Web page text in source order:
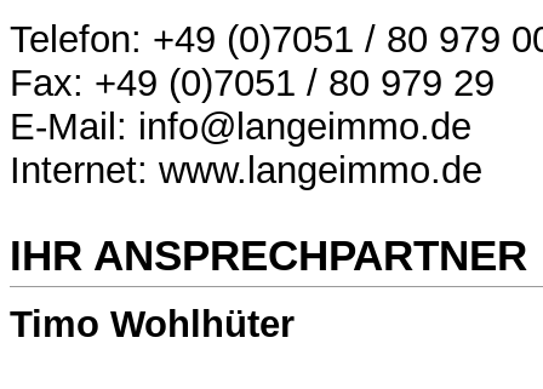
Telefon: +49 (0)7051 / 80 979
Fax: +49 (0)7051 / 80 979 29
E-Mail: info@langeimmo.de
Internet: www.langeimmo.de
IHR ANSPRECHPARTNER
Timo Wohlhüter